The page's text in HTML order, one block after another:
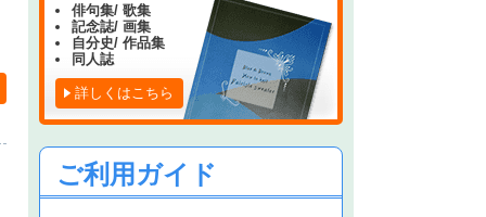
俳句集/ 歌集
記念誌/ 画集
自分史/ 作品集
同人誌
詳しくはこちら
ご利用ガイド